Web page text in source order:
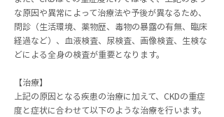
な原因や異常によって治療法や予後が異なるため、
問診（生活環境、薬物歴、毒物の暴露の有無、臨床
経過など）、血液検査、尿検査、画像検査、生検な
どによる全身の検査が重要となります。
【治療】
上記の原因となる疾患の治療に加えて、CKDの重症
度と症状に合わせて以下のような治療を行います。